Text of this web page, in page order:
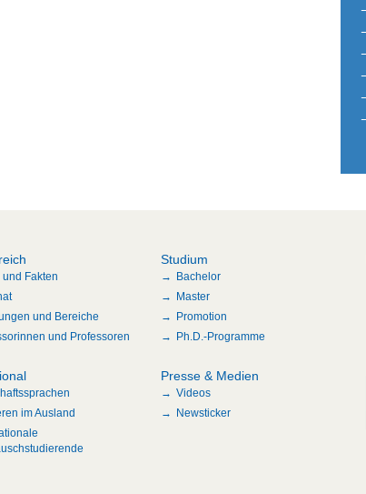
und Fakten
und Bereiche
und Professoren
Studium
Bachelor
Master
Promotion
Ph.D.-Programme
im Ausland
Presse & Medien
Videos
Newsticker